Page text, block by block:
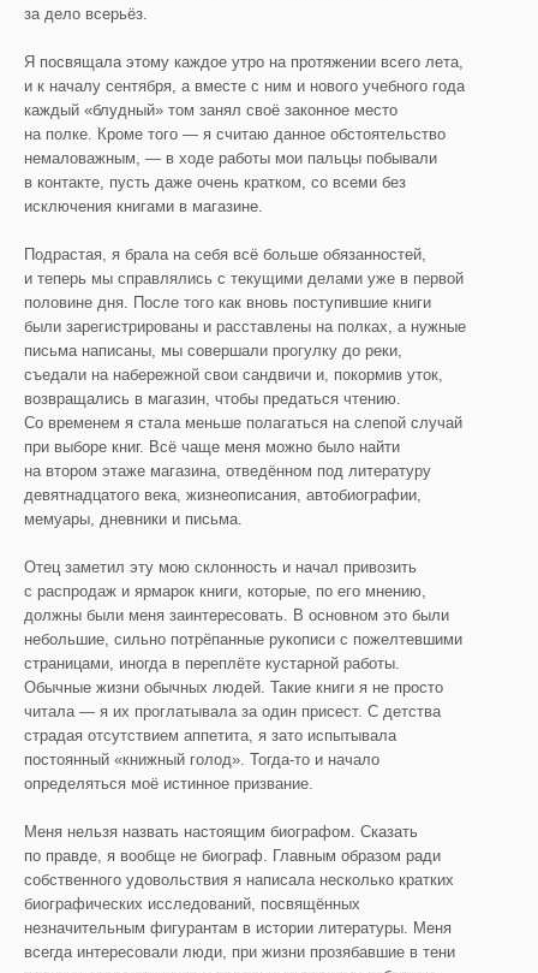
за дело всерьёз.
Я посвящала этому каждое утро на протяжении всего лета,
и к началу сентября, а вместе с ним и нового учебного года
каждый «блудный» том занял своё законное место
на полке. Кроме того — я считаю данное обстоятельство
немаловажным, — в ходе работы мои пальцы побывали
в контакте, пусть даже очень кратком, со всеми без
исключения книгами в магазине.
Подрастая, я брала на себя всё больше обязанностей,
и теперь мы справлялись с текущими делами уже в первой
половине дня. После того как вновь поступившие книги
были зарегистрированы и расставлены на полках, а нужные
письма написаны, мы совершали прогулку до реки,
съедали на набережной свои сандвичи и, покормив уток,
возвращались в магазин, чтобы предаться чтению.
Со временем я стала меньше полагаться на слепой случай
при выборе книг. Всё чаще меня можно было найти
на втором этаже магазина, отведённом под литературу
девятнадцатого века, жизнеописания, автобиографии,
мемуары, дневники и письма.
Отец заметил эту мою склонность и начал привозить
с распродаж и ярмарок книги, которые, по его мнению,
должны были меня заинтересовать. В основном это были
небольшие, сильно потрёпанные рукописи с пожелтевшими
страницами, иногда в переплёте кустарной работы.
Обычные жизни обычных людей. Такие книги я не просто
читала — я их проглатывала за один присест. С детства
страдая отсутствием аппетита, я зато испытывала
постоянный «книжный голод». Тогда-то и начало
определяться моё истинное призвание.
Меня нельзя назвать настоящим биографом. Сказать
по правде, я вообще не биограф. Главным образом ради
собственного удовольствия я написала несколько кратких
биографических исследований, посвящённых
незначительным фигурантам в истории литературы. Меня
всегда интересовали люди, при жизни прозябавшие в тени